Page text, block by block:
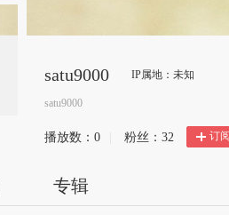
satu9000 IP属地：未知
satu9000
播放数： 0 粉丝： 32 订
专辑